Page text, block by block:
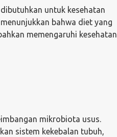
untuk kesehatan
bahwa diet yang
memengaruhi kesehatan
mikrobiota usus.
sistem kekebalan tubuh,